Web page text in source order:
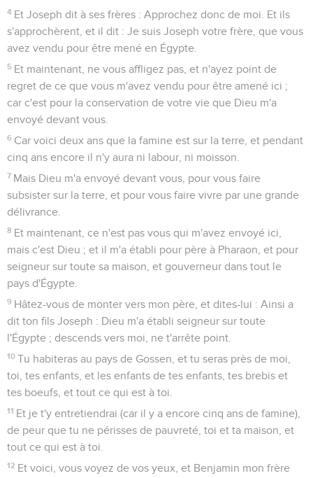
4 Et Joseph dit à ses frères : Approchez donc de moi. Et ils
s'approchèrent, et il dit : Je suis Joseph votre frère, que vous
avez vendu pour être mené en Égypte.
5 Et maintenant, ne vous affligez pas, et n'ayez point de
regret de ce que vous m'avez vendu pour être amené ici ;
car c'est pour la conservation de votre vie que Dieu m'a
envoyé devant vous.
6 Car voici deux ans que la famine est sur la terre, et pendant
cinq ans encore il n'y aura ni labour, ni moisson.
7 Mais Dieu m'a envoyé devant vous, pour vous faire
subsister sur la terre, et pour vous faire vivre par une grande
délivrance.
8 Et maintenant, ce n'est pas vous qui m'avez envoyé ici,
mais c'est Dieu ; et il m'a établi pour père à Pharaon, et pour
seigneur sur toute sa maison, et gouverneur dans tout le
pays d'Égypte.
9 Hâtez-vous de monter vers mon père, et dites-lui : Ainsi a
dit ton fils Joseph : Dieu m'a établi seigneur sur toute
l'Égypte ; descends vers moi, ne t'arrête point.
10 Tu habiteras au pays de Gossen, et tu seras près de moi,
toi, tes enfants, et les enfants de tes enfants, tes brebis et
tes boeufs, et tout ce qui est à toi.
11 Et je t'y entretiendrai (car il y a encore cinq ans de famine),
de peur que tu ne périsses de pauvreté, toi et ta maison, et
tout ce qui est à toi.
12 Et voici, vous voyez de vos yeux, et Benjamin mon frère